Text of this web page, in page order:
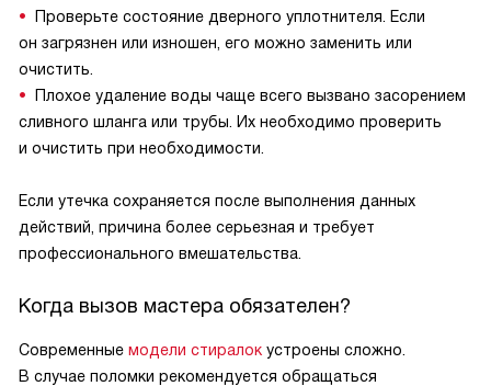
Проверьте состояние дверного уплотнителя. Если
он загрязнен или изношен, его можно заменить или
очистить.
Плохое удаление воды чаще всего вызвано засорением
сливного шланга или трубы. Их необходимо проверить
и очистить при необходимости.
Если утечка сохраняется после выполнения данных
действий, причина более серьезная и требует
профессионального вмешательства.
Когда вызов мастера обязателен?
Современные модели стиралок устроены сложно.
В случае поломки рекомендуется обращаться